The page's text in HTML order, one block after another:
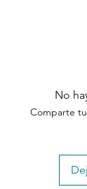
No
Comparte